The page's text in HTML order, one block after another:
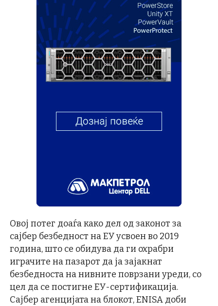
Овој потег доаѓа како дел од законот за
сајбер безбедност на ЕУ усвоен во 2019
година, што се обидува да ги охрабри
играчите на пазарот да ја зајакнат
безбедноста на нивните поврзани уреди, со
цел да се постигне ЕУ-сертификација.
Сајбер агенцијата на блокот, ENISA доби